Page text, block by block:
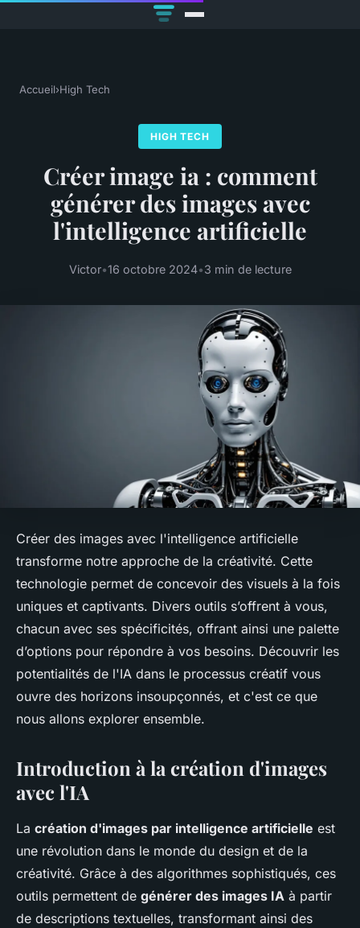
Accueil›High Tech
HIGH TECH
Créer image ia : comment
générer des images avec
l'intelligence artificielle
Victor•16 octobre 2024•3 min de lecture
Créer des images avec l'intelligence artificielle
transforme notre approche de la créativité. Cette
technologie permet de concevoir des visuels à la fois
uniques et captivants. Divers outils s’offrent à vous,
chacun avec ses spécificités, offrant ainsi une palette
d’options pour répondre à vos besoins. Découvrir les
potentialités de l'IA dans le processus créatif vous
ouvre des horizons insoupçonnés, et c'est ce que
nous allons explorer ensemble.
Introduction à la création d'images
avec l'IA
La création d'images par intelligence artificielle est
une révolution dans le monde du design et de la
créativité. Grâce à des algorithmes sophistiqués, ces
outils permettent de générer des images IA à partir
de descriptions textuelles, transformant ainsi des